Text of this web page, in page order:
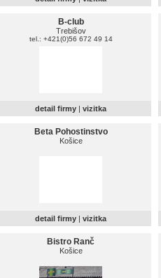
B-club
Trebišov
tel.: +421(0)56 672 49 14
detail firmy | vizitka
Beta Pohostinstvo
Košice
detail firmy | vizitka
Bistro Ranč
Košice